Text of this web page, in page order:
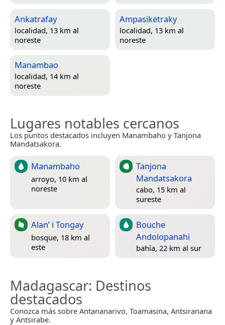
Ankatrafay
localidad, 13 km al
noreste
Ampasiketraky
localidad, 13 km al
noreste
Manambao
localidad, 14 km al
noreste
Lugares notables cercanos
Los puntos destacados incluyen Manambaho y Tanjona
Mandatsakora.
Manambaho
arroyo, 10 km al
noreste
Tanjona
Mandatsakora
cabo, 15 km al
sureste
Alan’ i Tongay
bosque, 18 km al
este
Bouche
Andolopanahi
bahía, 22 km al sur
Madagascar: Destinos
destacados
Conozca más sobre Antananarivo, Toamasina, Antsiranana
y Antsirabe.